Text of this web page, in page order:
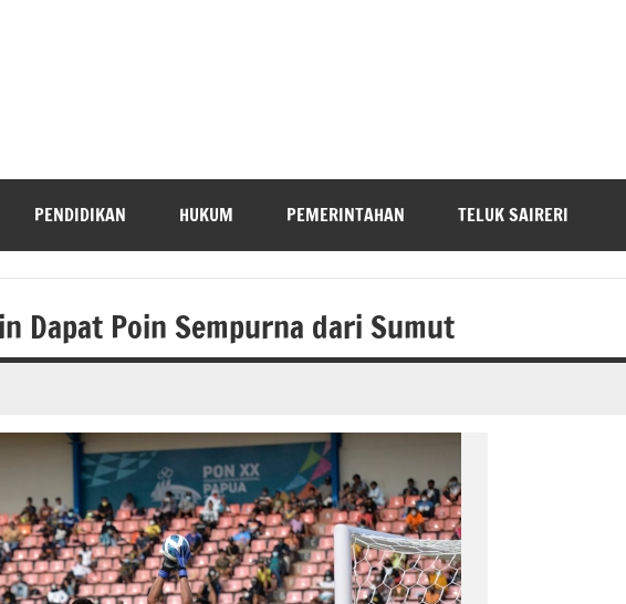
PENDIDIKAN HUKUM PEMERINTAHAN TELUK SAIRERI
Dapat Poin Sempurna dari Sumut